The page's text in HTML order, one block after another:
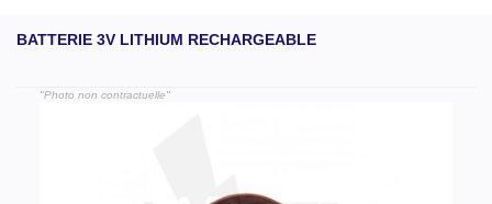
BATTERIE 3V LITHIUM RECHARGEABLE
"Photo non contractuelle"